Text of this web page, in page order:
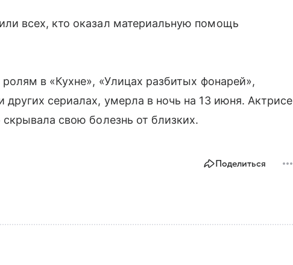
всех, кто оказал материальную помощь
в «Кухне», «Улицах разбитых фонарей»,
сериалах, умерла в ночь на 13 июня. Актрисе
свою болезнь от близких.
Поделиться